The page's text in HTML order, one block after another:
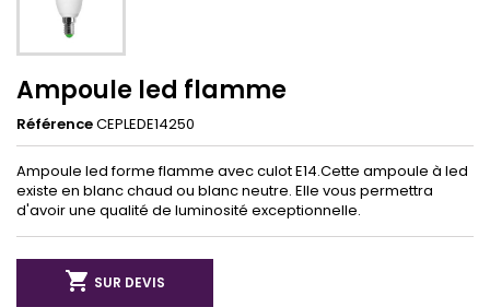
Ampoule led flamme
RéférenceCEPLEDE14250
Ampoule led forme flamme avec culot E14.Cette ampoule à led
existe en blanc chaud ou blanc neutre. Elle vous permettra
d'avoir une qualité de luminosité exceptionnelle.
 SUR DEVIS